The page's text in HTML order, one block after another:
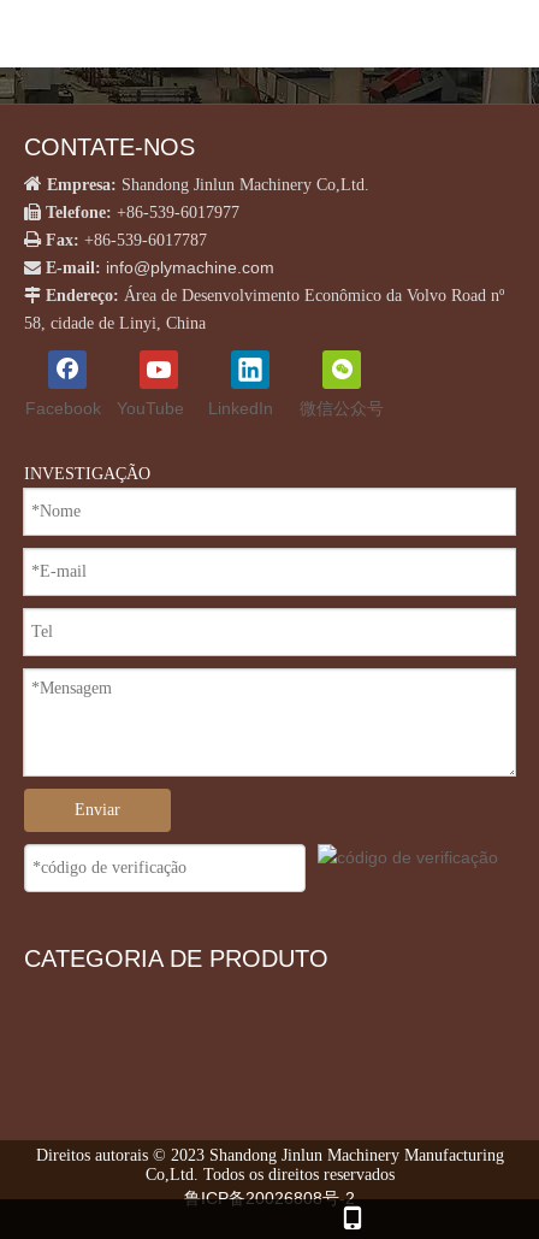
CONTATE-NOS
 Empresa: Shandong Jinlun Machinery Co,Ltd.
 Telefone: +86-539-6017977
Fax: +86-539-6017787
 E-mail: info@plymachine.com
 Endereço: Área de Desenvolvimento Econômico da Volvo Road nº
58, cidade de Linyi, China
Facebook YouTube LinkedIn 微信公众号
INVESTIGAÇÃO
Enviar
CATEGORIA DE PRODUTO
Direitos autorais © 2023 Shandong Jinlun Machinery Manufacturing
Co,Ltd. Todos os direitos reservados
鲁ICP备20026808号-2